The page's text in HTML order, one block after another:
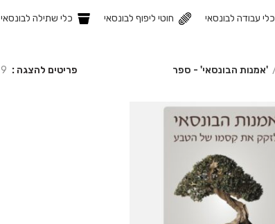
כלי עבודה לבונסאי חוטי ליפוף לבונסאי כלי שתילה לבונסאי
'אמנות הבונסאי' - ספר פריטים להצגה 9